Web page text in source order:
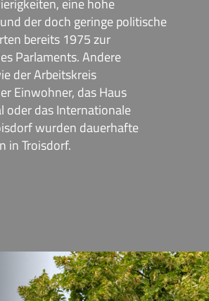
eine hohe
der doch geringe politische
bereits 1975 zur
Parlaments. Andere
der Arbeitskreis
Einwohner, das Haus
oder das Internationale
wurden dauerhafte
in Troisdorf.